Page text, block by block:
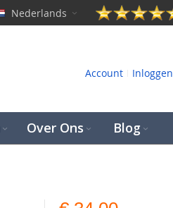
Nederlands
Account Inloggen
Over Ons Blog